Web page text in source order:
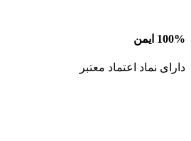
100% ایمن
دارای نماد اعتماد معتبر